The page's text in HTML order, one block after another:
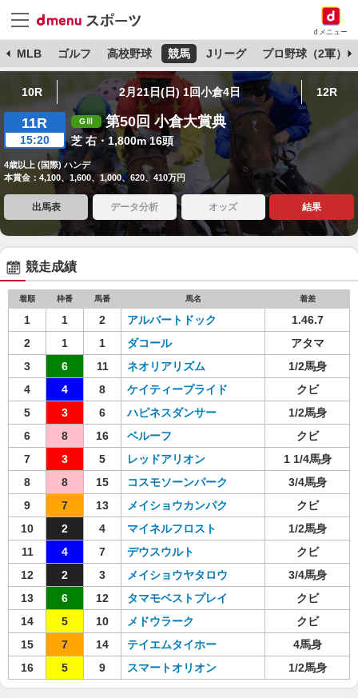
dメニュー
MLB ゴルフ 高校野球 競馬 Jリーグ プロ野球（2軍）
10R 2月21日(日) 1回小倉4日 12R
11R
15:20
第50回 小倉大賞典
芝 右・1,800m 16頭
4歳以上 (国際) ハンデ
本賞金：4,100、1,600、1,000、620、410万円
出馬表 データ分析 オッズ 結果
競走成績
着順 枠番 馬番 馬名 着差
1 1 2 アルバートドック
1.46.7
2
1 1 ダコール
アタマ
3
6 11 ネオリアリズム
1/2馬身
4
4 8 ケイティープライド
クビ
5
3 6 ハピネスダンサー
1/2馬身
6
8 16 ベルーフ
クビ
7
3 5 レッドアリオン
1 1/4馬身
8
8 15 コスモソーンパーク
3/4馬身
9
7 13 メイショウカンパク
クビ
10
2 4 マイネルフロスト
1/2馬身
11
4 7 デウスウルト
クビ
12
2 3 メイショウヤタロウ
3/4馬身
13
6 12 タマモベストプレイ
クビ
14
5 10 メドウラーク
クビ
15
7 14 テイエムタイホー
4馬身
16
5 9 スマートオリオン 1/2馬身